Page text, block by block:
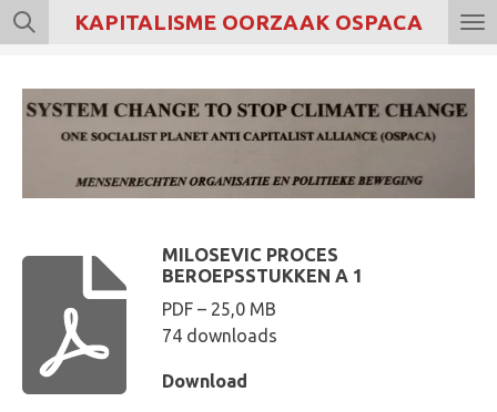
Ga
naar
de
hoofdinhoud
KAPITALISME OORZAAK OSPACA
MILOSEVIC PROCES
BEROEPSSTUKKEN A 1
PDF – 25,0 MB
74 downloads
Download